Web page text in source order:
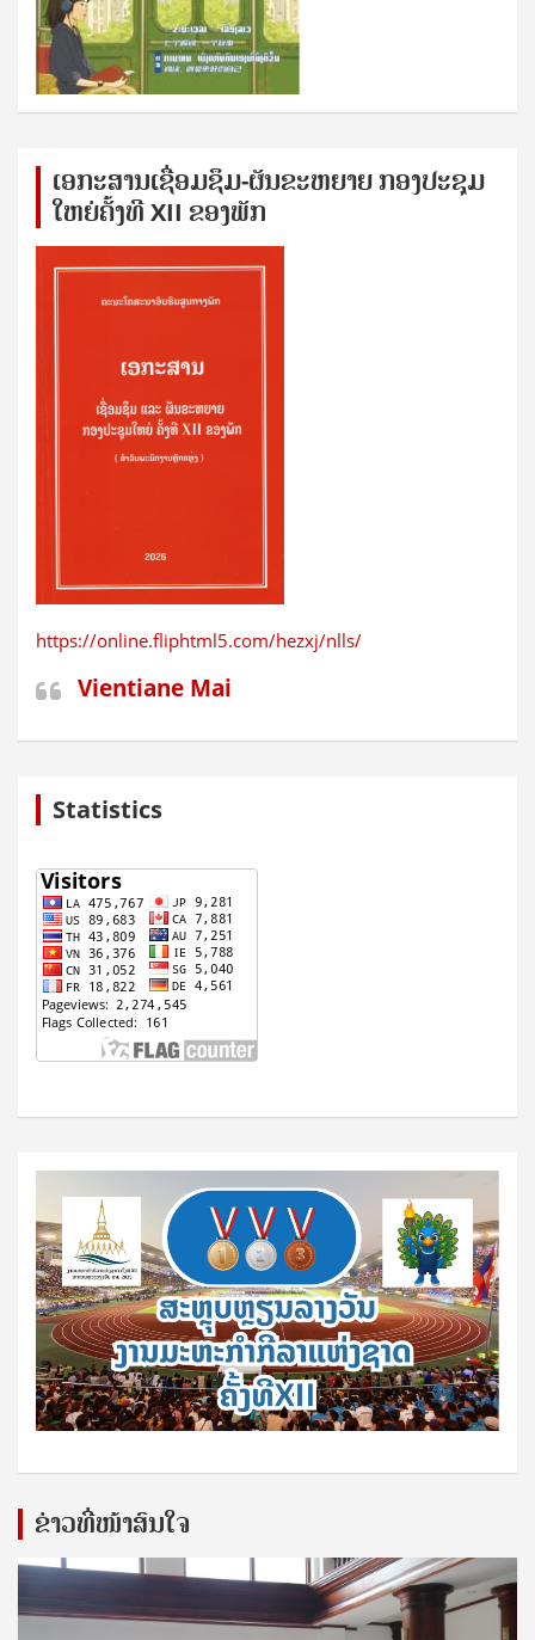
ເອກ​ະ​ສານ​ເຊ​ື່ອມ​ຊ​ຶມ-ຜັນ​ຂະ​ຫ​ຍາຍ ກອງ​ປະ​ຊຸມ​
ໃຫຍ່​ຄັ້ງ​ທີ XII ຂອງ​ພັກ
https://online.fliphtml5.com/hezxj/nlls/
Vientiane Mai
Statistics
ຂ່າວທີ່ໜ້າສົນໃຈ